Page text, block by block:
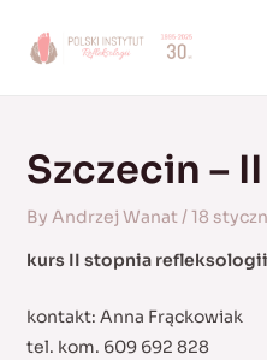
Szczecin –
By Andrzej Wanat/18
kurs II stopnia
kontakt: Anna Frąckowiak
tel. kom. 609 692 828